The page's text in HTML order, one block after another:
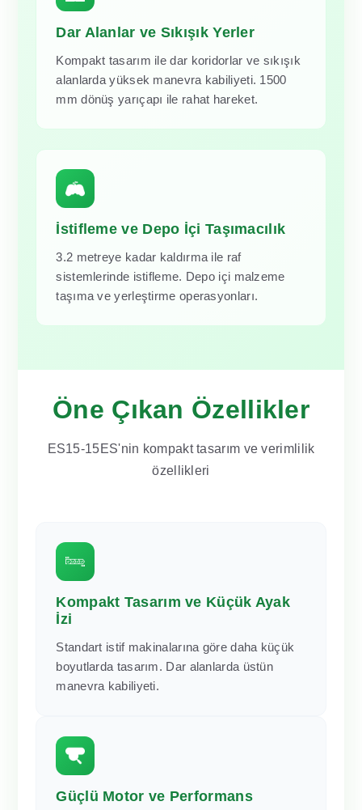
Dar Alanlar ve Sıkışık Yerler
Kompakt tasarım ile dar koridorlar ve sıkışık
alanlarda yüksek manevra kabiliyeti. 1500
mm dönüş yarıçapı ile rahat hareket.
İstifleme ve Depo İçi Taşımacılık
3.2 metreye kadar kaldırma ile raf
sistemlerinde istifleme. Depo içi malzeme
taşıma ve yerleştirme operasyonları.
Öne Çıkan Özellikler
ES15-15ES'nin kompakt tasarım ve verimlilik
özellikleri
Kompakt Tasarım ve Küçük Ayak
İzi
Standart istif makinalarına göre daha küçük
boyutlarda tasarım. Dar alanlarda üstün
manevra kabiliyeti.
Güçlü Motor ve Performans